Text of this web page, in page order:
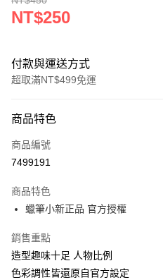
NT$250
付款與運送方式
超取滿NT$499免運
信用卡一次付款
超商取貨付款
Apple Pay
街口支付
悠遊付
商品特色
商品編號
7499191
商品特色
蠟筆小新正品 官方授權
銷售重點
造型趣味十足 人物比例
色彩調性皆還原自官方設定